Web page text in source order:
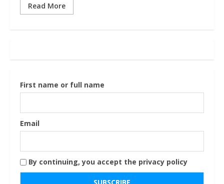
Read More
First name or full name
Email
By continuing, you accept the privacy policy